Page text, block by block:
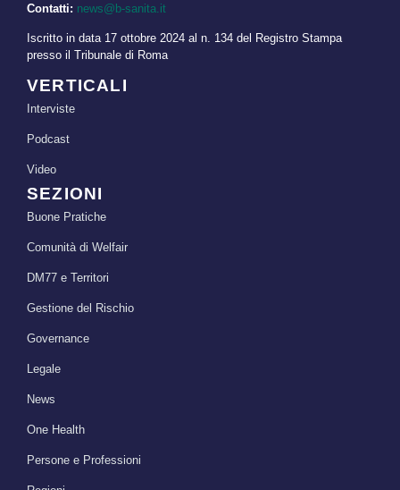
Contatti: news@b-sanita.it
Iscritto in data 17 ottobre 2024 al n. 134 del Registro Stampa
presso il Tribunale di Roma
VERTICALI
Interviste
Podcast
Video
SEZIONI
Buone Pratiche
Comunità di Welfair
DM77 e Territori
Gestione del Rischio
Governance
Legale
News
One Health
Persone e Professioni